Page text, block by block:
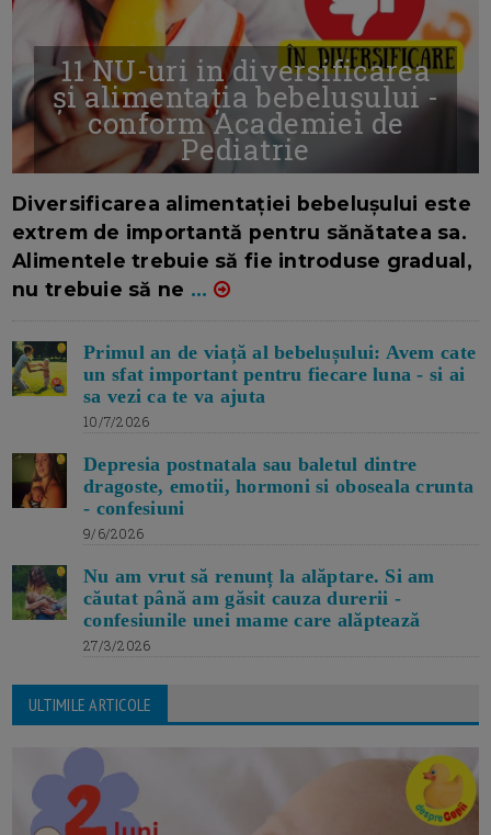
11 NU-uri in diversificarea
și alimentația bebelușului -
conform Academiei de
Pediatrie
Diversificarea alimentației bebelușului este
extrem de importantă pentru sănătatea sa.
Alimentele trebuie să fie introduse gradual,
nu trebuie să ne ...
Primul an de viață al bebelușului: Avem cate
un sfat important pentru fiecare luna - si ai
sa vezi ca te va ajuta
10/7/2026
Depresia postnatala sau baletul dintre
dragoste, emotii, hormoni si oboseala crunta
- confesiuni
9/6/2026
Nu am vrut să renunț la alăptare. Si am
căutat până am găsit cauza durerii -
confesiunile unei mame care alăptează
27/3/2026
ULTIMILE ARTICOLE